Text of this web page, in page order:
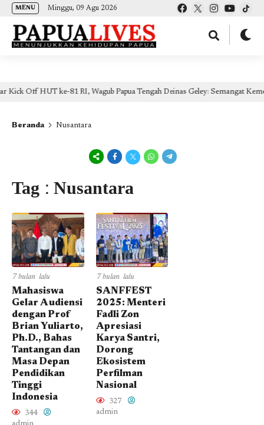
(self.SWG_BASIC = self.SWG_BASIC || []).push( basicSubscriptions => {
basicSubscriptions.init({ type: "NewsArticle", isPartOfType: ["Product"], isPartOfProductId:
MENU Minggu, 09 Agu 2026
ke-81 RI, Wagub Papua Tengah Deinas Geley: Semangat Kemerdekaan
Beranda Nusantara
Tag : Nusantara
7 bulan lalu
Mahasiswa
Gelar Audiensi
dengan Prof
Brian Yuliarto,
Ph.D., Bahas
Tantangan dan
Masa Depan
Pendidikan
Tinggi
Indonesia
344
7 bulan lalu
SANFFEST
2025: Menteri
Fadli Zon
Apresiasi
Karya Santri,
Dorong
Ekosistem
Perfilman
Nasional
327
admin